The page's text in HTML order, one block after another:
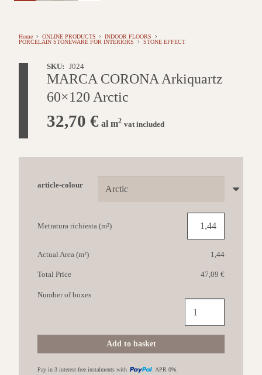
Home ONLINE PRODUCTS
INDOOR FLOORS
PORCELAIN STONEWARE FOR INTERIORS
STONE EFFECT
SKU: J024
MARCA CORONA Arkiquartz
60×120 Arctic
32,70 € al m2 vat included
article-colour
Metratura richiesta (m²)
Actual Area (m²) 1,44
Total Price 47,09 €
CORONA
Arkiquartz
Add to basket
Number of boxes
Pay in 3 interest-free instalments with . APR 0%.